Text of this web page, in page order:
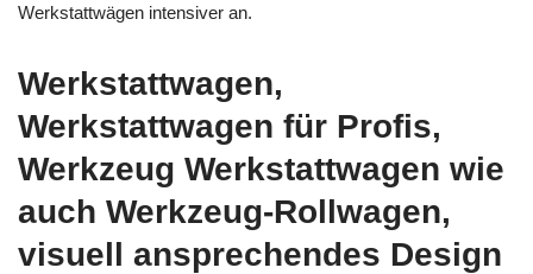
Werkstattwägen intensiver an.
Werkstattwagen,
Werkstattwagen für Profis,
Werkzeug Werkstattwagen wie
auch Werkzeug-Rollwagen,
visuell ansprechendes Design